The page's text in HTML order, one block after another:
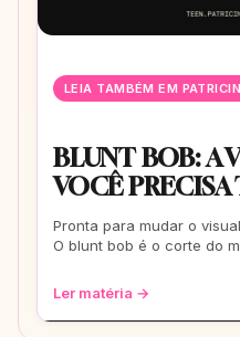
LEIA TAMBÉM EM
BLUNT BOB: A
VOCÊ PRECISA
Pronta para mudar o
O blunt bob é o corte do
Ler matéria →